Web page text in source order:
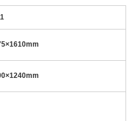
×1610mm
×1240mm